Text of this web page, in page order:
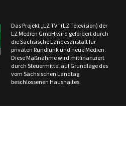
Das Projekt „LZ TV“ (LZ Television) der
LZ Medien GmbH wird gefördert durch
die Sächsische Landesanstalt für
privaten Rundfunk und neue Medien.
Diese Maßnahme wird mitfinanziert
durch Steuermittel auf Grundlage des
vom Sächsischen Landtag
beschlossenen Haushaltes.